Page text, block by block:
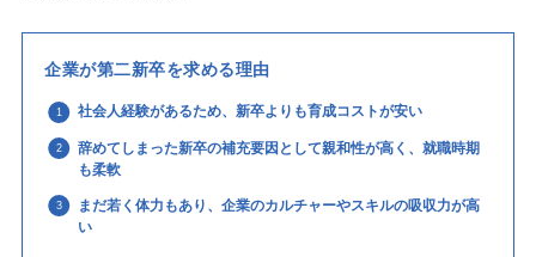
企業が第二新卒を求める理由
社会人経験があるため、新卒よりも育成コストが安い
辞めてしまった新卒の補充要因として親和性が高く、就職時期
も柔軟
まだ若く体力もあり、企業のカルチャーやスキルの吸収力が高
い